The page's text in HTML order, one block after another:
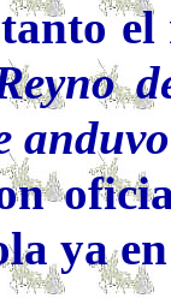
ya